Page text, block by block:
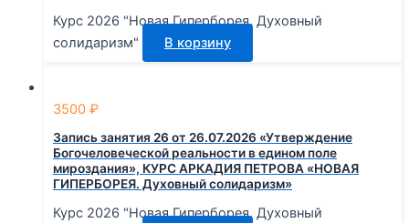
Курс 2026 "Новая Гиперборея. Духовный
солидаризм"
В корзину
3500 ₽
Запись занятия 26 от 26.07.2026 «Утверждение
Богочеловеческой реальности в едином поле
мироздания», КУРС АРКАДИЯ ПЕТРОВА «НОВАЯ
ГИПЕРБОРЕЯ. Духовный солидаризм»
Курс 2026 "Новая Гиперборея. Духовный